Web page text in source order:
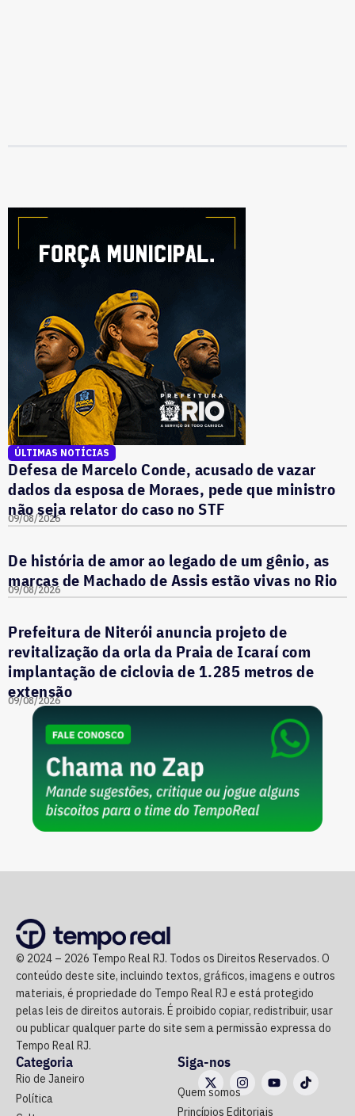
ÚLTIMAS NOTÍCIAS
Defesa de Marcelo Conde, acusado de vazar
dados da esposa de Moraes, pede que ministro
não seja relator do caso no STF
09/08/2026
De história de amor ao legado de um gênio, as
marcas de Machado de Assis estão vivas no Rio
09/08/2026
Prefeitura de Niterói anuncia projeto de
revitalização da orla da Praia de Icaraí com
implantação de ciclovia de 1.285 metros de
extensão
09/08/2026
© 2024 – 2026 Tempo Real RJ. Todos os Direitos Reservados. O
conteúdo deste site, incluindo textos, gráficos, imagens e outros
materiais, é propriedade do Tempo Real RJ e está protegido
pelas leis de direitos autorais. É proibido copiar, redistribuir, usar
ou publicar qualquer parte do site sem a permissão expressa do
Tempo Real RJ.
Categoria
Rio de Janeiro
Política
Siga-nos
Quem somos
Princípios Editoriais